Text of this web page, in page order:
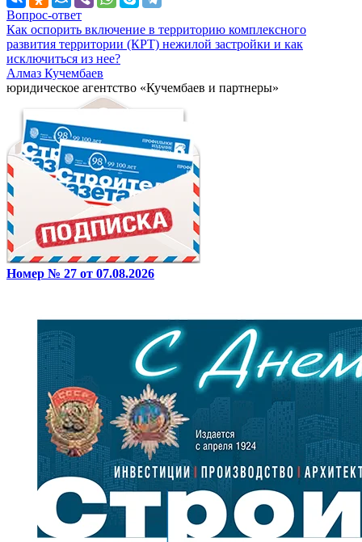
Вопрос-ответ
Как оспорить включение в территорию комплексного
развития территории (КРТ) нежилой застройки и как
исключиться из нее?
Алмаз Кучембаев
юридическое агентство «Кучембаев и партнеры»
Номер № 27 от 07.08.2026